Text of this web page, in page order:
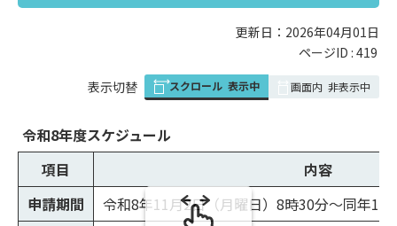
更新日：2026年04月01日
ページID : 419
表
み
の
表示切替 スクロール 表示中 画面内 非表示中
令和8年度スケジュール
項目
内容
申請期間
令和8年11月2日（月曜日）8時30分～同年12